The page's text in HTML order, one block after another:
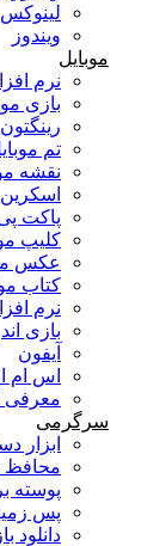
لینوکس
ویندوز
موبایل
نرم
بازی
تم
نقشه
پاکت
کلیپ
عکس
کتاب
نرم
بازی
آیفون
اس ام
معرفی
سرگرمی
ابزار
محافظ
پوسته
پس
دانلود